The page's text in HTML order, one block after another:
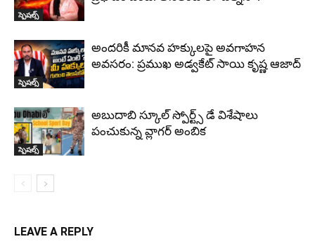
స్పెషల్స్
స్పెషల్స్
అందరికీ మానవ హక్కులపై అవగాహన
అవసరం: ప్రముఖ అడ్వకేట్ సాయి కృష్ణ ఆజాద్
స్పెషల్స్
అబుదాబి స్కూల్ స్పోర్ట్స్ డే విశేషాలు
పంచుకున్న వ్లాగర్ అంబిక
LEAVE A REPLY